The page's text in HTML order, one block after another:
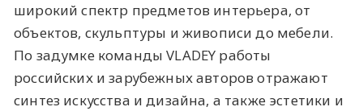
широкий спектр предметов интерьера, от
объектов, скульптуры и живописи до мебели.
По задумке команды VLADEY работы
российских и зарубежных авторов отражают
синтез искусства и дизайна, а также эстетики и